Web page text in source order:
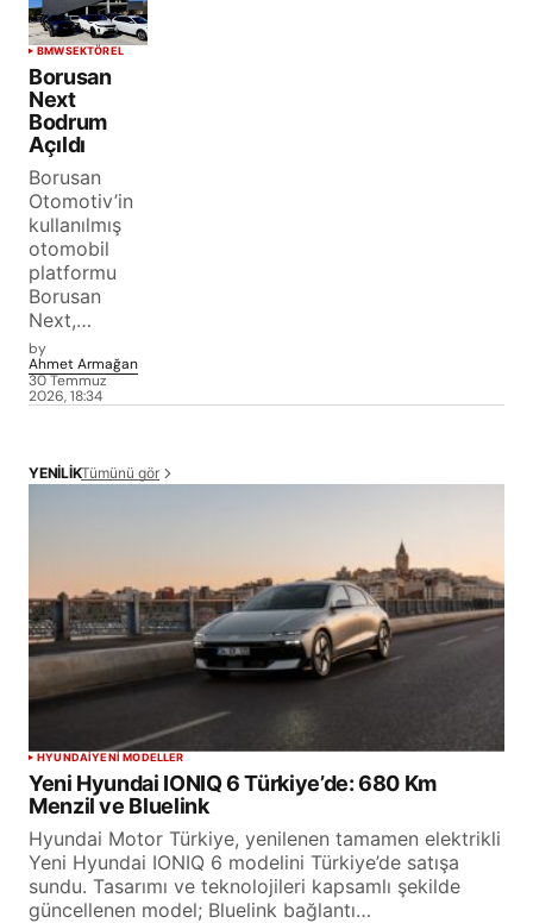
BMWSEKTÖREL
Borusan
Next
Bodrum
Açıldı
Borusan
Otomotiv’in
kullanılmış
otomobil
platformu
Borusan
Next,…
by
Ahmet Armağan
30 Temmuz
2026, 18:34
YENİLİKTümünü gör
HYUNDAIYENİ MODELLER
Yeni Hyundai IONIQ 6 Türkiye’de: 680 Km
Menzil ve Bluelink
Hyundai Motor Türkiye, yenilenen tamamen elektrikli
Yeni Hyundai IONIQ 6 modelini Türkiye’de satışa
sundu. Tasarımı ve teknolojileri kapsamlı şekilde
güncellenen model; Bluelink bağlantı…